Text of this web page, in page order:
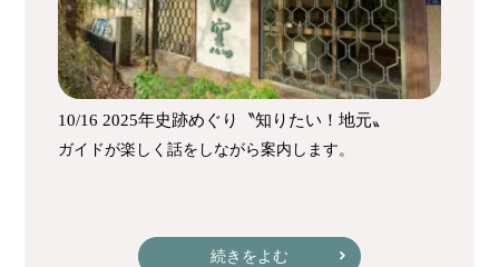
10/16 2025年史跡めぐり〝知りたい！地元〟
ガイドが楽しく話をしながら案内します。
続きをよむ